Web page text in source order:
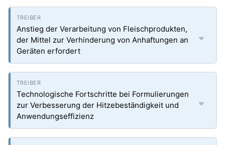
Anstieg der Verarbeitung von Fleischprodukten,
der Mittel zur Verhinderung von Anhaftungen an
Geräten erfordert
Technologische Fortschritte bei Formulierungen
zur Verbesserung der Hitzebeständigkeit und
Anwendungseffizienz